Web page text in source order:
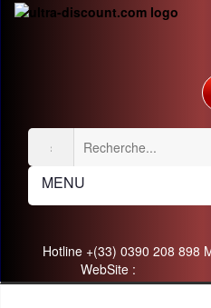
MENU
Hotline +(33) 0390 208 898
WebSite :